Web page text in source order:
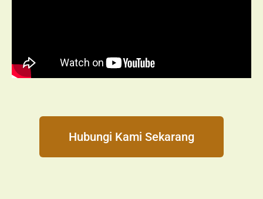
Hubungi Kami Sekarang